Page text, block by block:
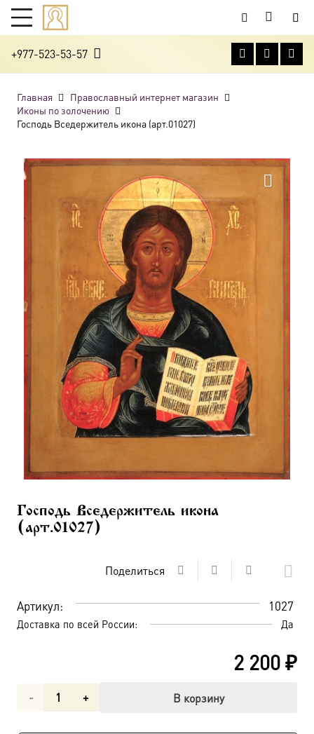
+977-523-53-57
Главная
Православный интернет магазин
Иконы по золочению
Господь Вседержитель икона (арт.01027)
Господь Вседержитель икона
(арт.01027)
Поделиться
Артикул: 1027
Доставка по всей России: Да
2 200₽
Количество
В корзину